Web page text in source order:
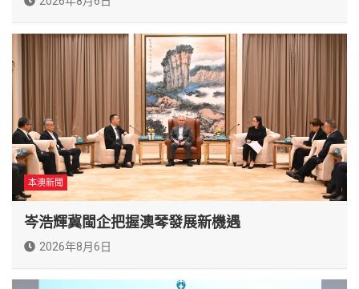
本澳新聞
岑浩輝冀閩企把握澳琴發展新機遇
2026年8月6日